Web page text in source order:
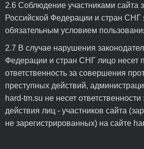
2.6 Соблюдение участниками сайта
Российской Федерации и стран СНГ
обязательным условием
2.7 В случае нарушения
Федерации и стран СНГ лицо несет
ответственность за совершения
преступных действий,
hard-tm.su не несет
действия лиц - участников сайта
не зарегистрированных) на сайте